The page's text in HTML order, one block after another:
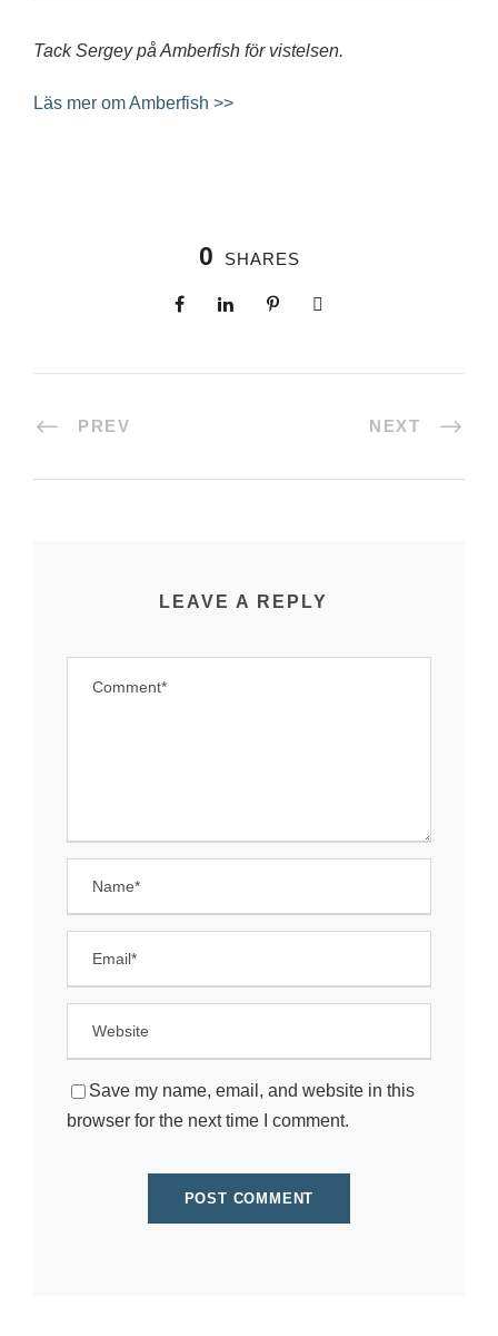
Tack Sergey på Amberfish för vistelsen.
Läs mer om Amberfish >>
0 SHARES
PREV NEXT
LEAVE A REPLY
Save my name, email, and website in this
browser for the next time I comment.